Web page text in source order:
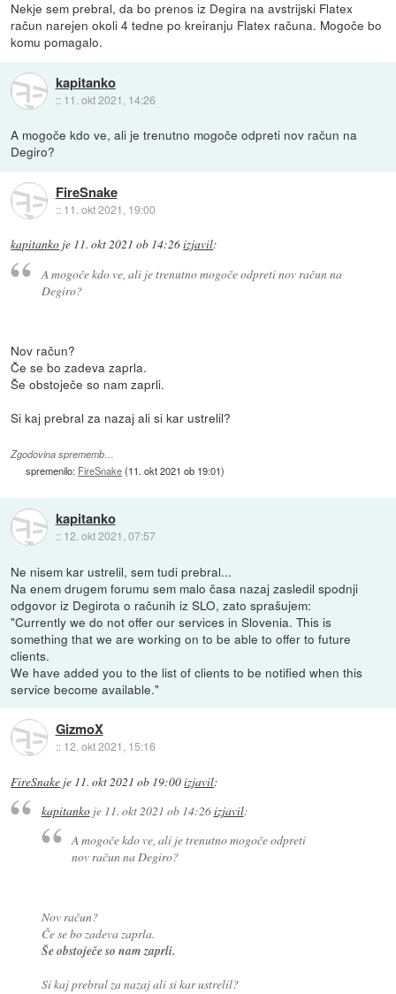
Nekje sem prebral, da bo prenos iz Degira na avstrijski Flatex
račun narejen okoli 4 tedne po kreiranju Flatex računa. Mogoče bo
komu pomagalo.
kapitanko
:: 11. okt 2021, 14:26
A mogoče kdo ve, ali je trenutno mogoče odpreti nov račun na
Degiro?
FireSnake
:: 11. okt 2021, 19:00
kapitanko je 11. okt 2021 ob 14:26izjavil:
A mogoče kdo ve, ali je trenutno mogoče odpreti nov račun na
Degiro?
Nov račun?
Če se bo zadeva zaprla.
Še obstoječe so nam zaprli.
Si kaj prebral za nazaj ali si kar ustrelil?
Zgodovina sprememb…
spremenilo: FireSnake(11. okt 2021 ob 19:01)
kapitanko
:: 12. okt 2021, 07:57
Ne nisem kar ustrelil, sem tudi prebral...
Na enem drugem forumu sem malo časa nazaj zasledil spodnji
odgovor iz Degirota o računih iz SLO, zato sprašujem:
"Currently we do not offer our services in Slovenia. This is
something that we are working on to be able to offer to future
clients.
We have added you to the list of clients to be notified when this
service become available."
GizmoX
:: 12. okt 2021, 15:16
FireSnake je 11. okt 2021 ob 19:00izjavil:
kapitankoje 11. okt 2021 ob 14:26izjavil:
A mogoče kdo ve, ali je trenutno mogoče odpreti
nov račun na Degiro?
Nov račun?
Če se bo zadeva zaprla.
Še obstoječe so nam zaprli.
Si kaj prebral za nazaj ali si kar ustrelil?